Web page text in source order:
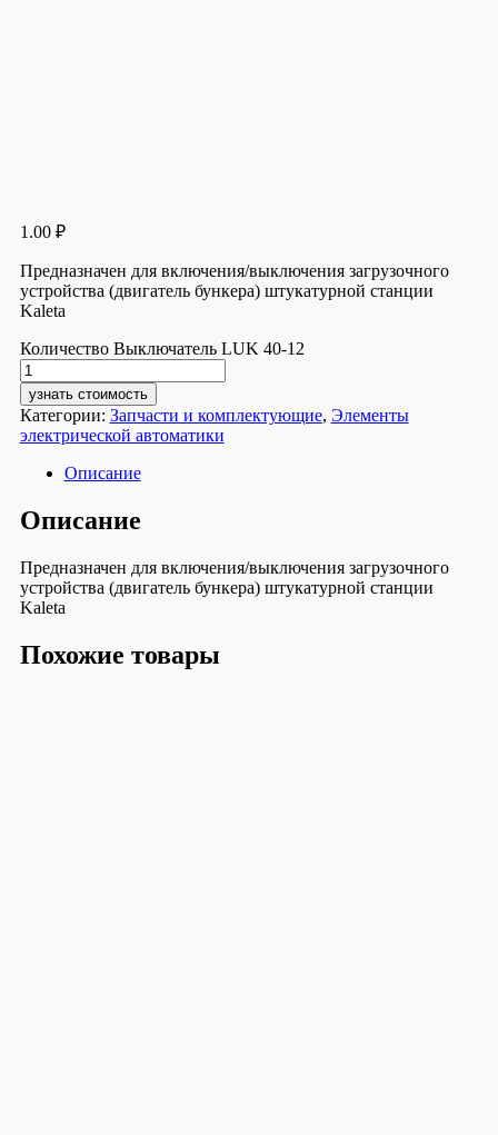
1.00 ₽
Предназначен для включения/выключения загрузочного
устройства (двигатель бункера) штукатурной станции
Kaleta
Количество Выключатель LUK 40-12
узнать стоимость
Категории: Запчасти и комплектующие, Элементы
электрической автоматики
Описание
Описание
Предназначен для включения/выключения загрузочного
устройства (двигатель бункера) штукатурной станции
Kaleta
Похожие товары